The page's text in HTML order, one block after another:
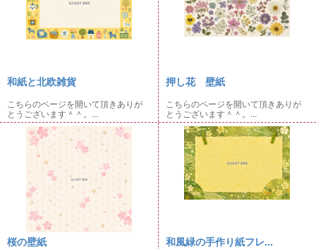
和紙と北欧雑貨
こちらのページを開いて頂きありが
とうございます＾＾。...
押し花 壁紙
こちらのページを開いて頂きありが
とうございます＾＾。...
桜の壁紙 和風緑の手作り紙フレ...